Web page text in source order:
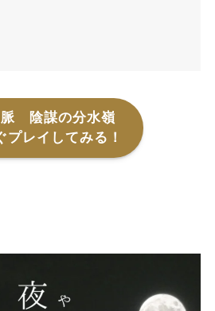
脈 陰謀の分水嶺
プレイしてみる！